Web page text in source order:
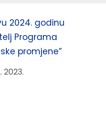
2024. godinu
Programa
promjene”
2023.